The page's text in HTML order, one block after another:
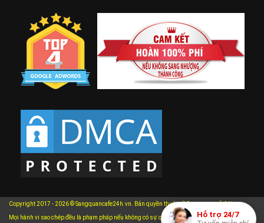
Hỗ trợ 24/7
Copyright 2017 - 2026 © Sangquancafe24h.vn. Bản quyền thuộc về Sangquancafe24h.vn.
Mọi hành vi sao chép đều là phạm pháp nếu không có sự cho phép bằng văn bản của chúng